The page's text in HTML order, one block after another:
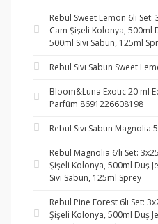
Rebul Sweet Lemon 6lı Set:
Cam Şişeli Kolonya, 500ml
500ml Sıvı Sabun, 125ml
Rebul Sıvı Sabun Sweet
Bloom&Luna Exotıc 20 ml
Parfüm 8691226608198
Rebul Sıvı Sabun Magnolia
Rebul Magnolia 6’lı Set:
Şişeli Kolonya, 500ml Duş
Sıvı Sabun, 125ml Sprey
Rebul Pine Forest 6lı Set:
Şişeli Kolonya, 500ml Duş